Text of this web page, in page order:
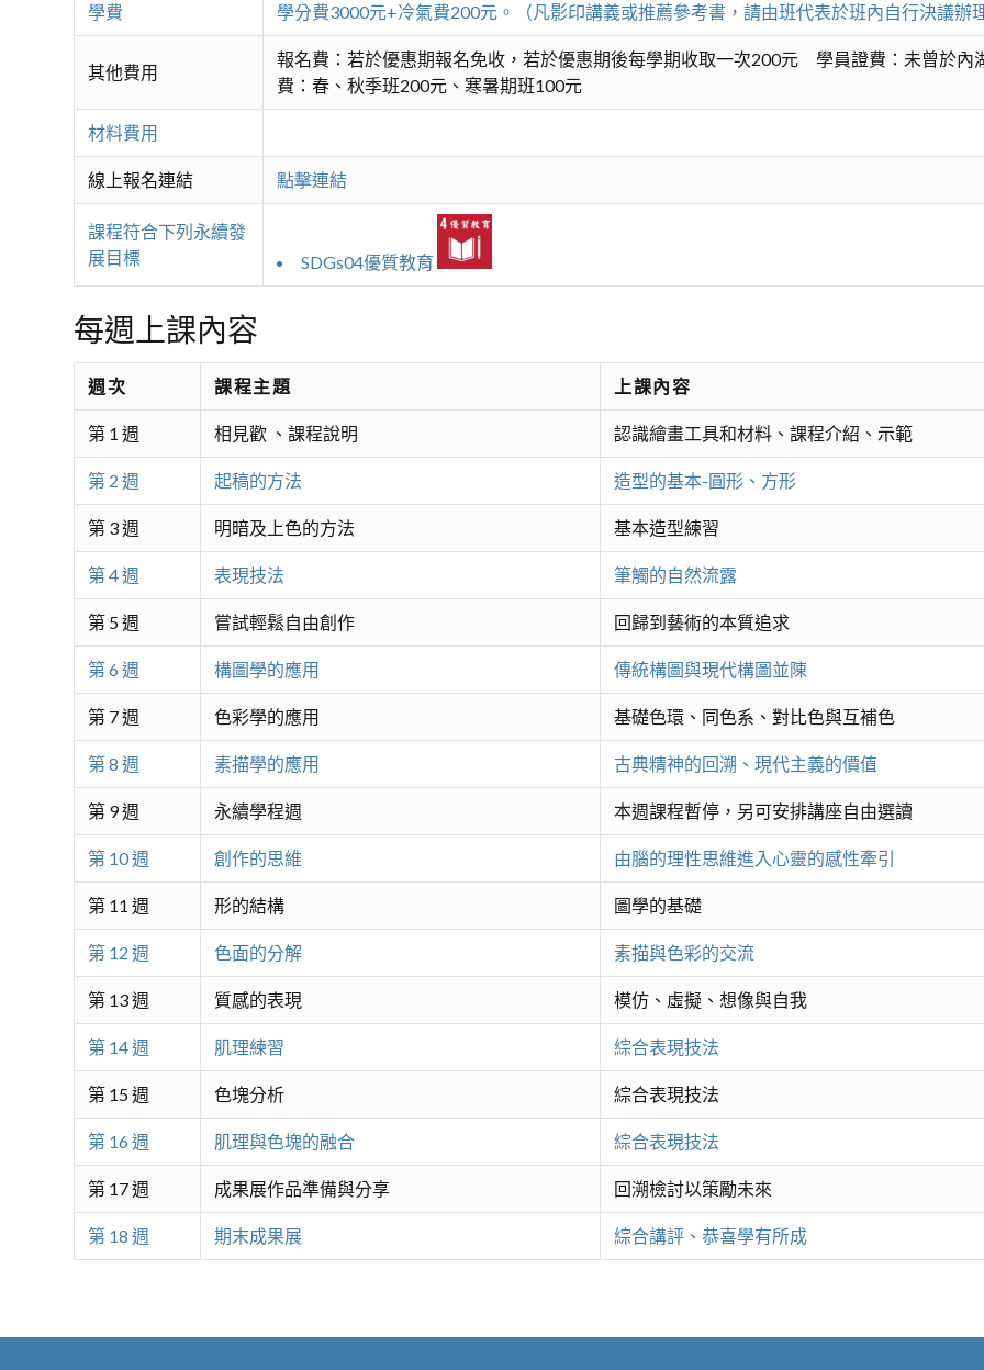
學費 學分費3000元+冷氣費200元。（凡影印講義或推薦參考書，請由班代表於班內自行決議辦理
其他費用
報名費：若於優惠期報名免收，若於優惠期後每學期收取一次200元 學員證費：未曾於內
費：春、秋季班200元、寒暑期班100元
材料費用
線上報名連結 點擊連結
課程符合下列永續發
展目標
SDGs04優質教育
每週上課內容
週次 課程主題 上課內容
第 1 週 相見歡 、課程說明 認識繪畫工具和材料、課程介紹、示範
第 2 週 起稿的方法 造型的基本-圓形、方形
第 3 週 明暗及上色的方法 基本造型練習
第 4 週 表現技法 筆觸的自然流露
第 5 週 嘗試輕鬆自由創作 回歸到藝術的本質追求
第 6 週 構圖學的應用 傳統構圖與現代構圖並陳
第 7 週 色彩學的應用 基礎色環、同色系、對比色與互補色
第 8 週 素描學的應用 古典精神的回溯、現代主義的價值
第 9 週 永續學程週 本週課程暫停，另可安排講座自由選讀
第 10 週 創作的思維 由腦的理性思維進入心靈的感性牽引
第 11 週 形的結構 圖學的基礎
第 12 週 色面的分解 素描與色彩的交流
第 13 週 質感的表現 模仿、虛擬、想像與自我
第 14 週 肌理練習 綜合表現技法
第 15 週 色塊分析 綜合表現技法
第 16 週 肌理與色塊的融合 綜合表現技法
第 17 週 成果展作品準備與分享 回溯檢討以策勵未來
第 18 週 期末成果展 綜合講評、恭喜學有所成